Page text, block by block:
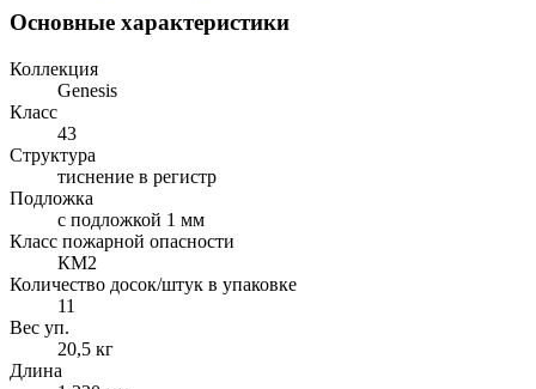
Основные характеристики
Коллекция
Genesis
Класс
43
Структура
тиснение в регистр
Подложка
с подложкой 1 мм
Класс пожарной опасности
КМ2
Количество досок/штук в упаковке
11
Вес уп.
20,5 кг
Длина